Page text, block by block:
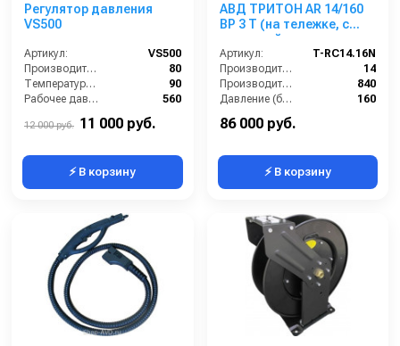
Регулятор давления
VS500
Артикул:
VS500
Производительность (л/мин):
80
Температура (°C):
90
Рабочее давление (бар):
560
12 000 руб. 11 000 руб.
⚡ В корзину
АВД ТРИТОН AR 14/160
BP 3 T (на тележке, с
катушкой,манометром,
электрика с тепловым
реле, регулятор VRT3
160 бар легкий старт)
Артикул:
T-RC14.16N
Производительность (л/мин):
14
Производительность (л/ч):
840
Давление (бар):
160
86 000 руб.
⚡ В корзину